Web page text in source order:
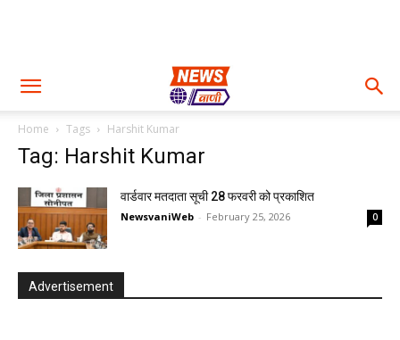
Home Tags Harshit Kumar
Tag: Harshit Kumar
वार्डवार मतदाता सूची 28 फरवरी को प्रकाशित
NewsvaniWeb - February 25, 2026 0
Advertisement